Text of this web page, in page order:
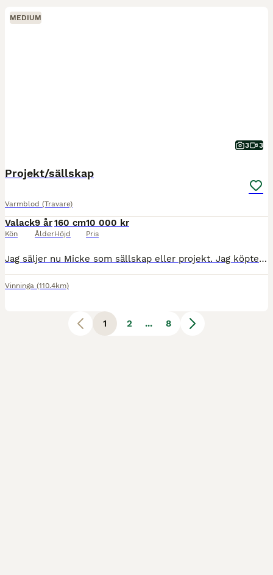
MEDIUM
3 3
Projekt/sällskap
Varmblod (Travare)
Valack
Kön
9 år
Ålder
160 cm
Höjd
10 000 kr
Pris
Jag säljer nu Micke som sällskap eller projekt. Jag köpte Micke i vintras då hade han endast varit riden i 2 månader. Fantastisk härlig häst men tyvärr passar vi inte ihop. Micke har lite svårt för at
Vinninga (110.4km)
1 2 ... 8